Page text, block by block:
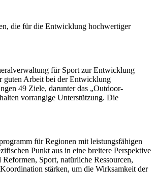
die für die Entwicklung hochwertiger
für Sport zur Entwicklung
guten Arbeit bei der Entwicklung
49 Ziele, darunter das „Outdoor-
vorrangige Unterstützung. Die
für Regionen mit leistungsfähigen
Punkt aus in eine breitere Perspektive
Sport, natürliche Ressourcen,
stärken, um die Wirksamkeit der